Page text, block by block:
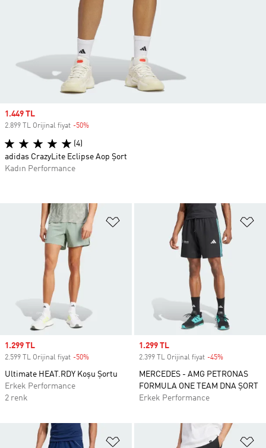
Favori Listesine Ekle
Sale price
1.299 TL
2.599 TL Orijinal fiyat -50%
Ultimate HEAT.RDY Koşu Şortu
Erkek Performance
2 renk
Sale price
1.299 TL
2.399 TL Orijinal fiyat -45%
MERCEDES - AMG PETRONAS
FORMULA ONE TEAM DNA ŞORT
Erkek Performance
Favori Listesine Ekle
Sale price
1.449 TL
2.899 TL Orijinal fiyat -50%
(4)
adidas CrazyLite Eclipse Aop Şort
Kadın Performance